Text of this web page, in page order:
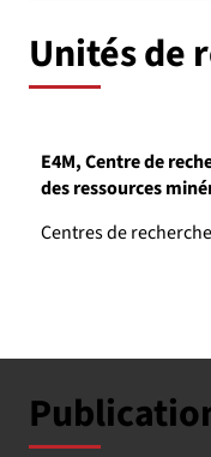
Unités de
E4M, Centre de
des ressources
Centres de